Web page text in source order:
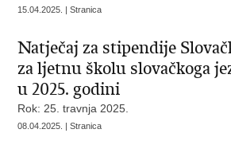
15.04.2025. | Stranica
Natječaj za stipendije
za ljetnu školu slovačkoga
u 2025. godini
Rok: 25. travnja 2025.
08.04.2025. | Stranica